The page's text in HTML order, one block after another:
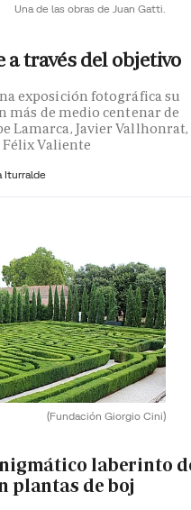
Una de las obras de Juan Gatti.
través del objetivo
exposición fotográfica su
más de medio centenar de
Lamarca, Javier Vallhonrat,
Valiente
Iturralde
(Fundación Giorgio Cini)
laberinto
plantas de boj